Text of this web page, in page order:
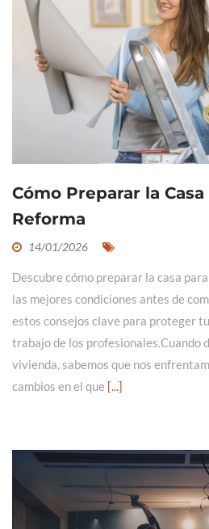
Cómo Preparar la
Reforma
14/01/2026
Descubre cómo preparar la casa
las mejores condiciones antes de
estos consejos clave para proteger
trabajo de los profesionales.Cuando
vivienda, sabemos que nos
cambios en el que [...]